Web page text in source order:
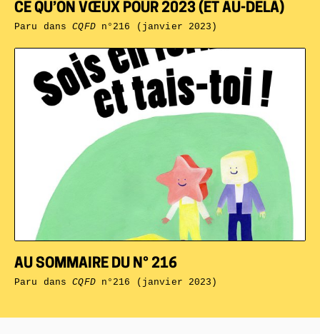
AU SOMMAIRE DU N° 216
Paru dansCQFDn°216 (janvier 2023)
CE QU’ON VŒUX POUR 2023 (ET AU-DELÀ)
Paru dansCQFDn°216 (janvier 2023)